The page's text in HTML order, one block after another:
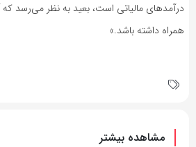
درآمدهای مالیاتی است، بعید به نظر می‌رسد که
همراه داشته باشد.»
مشاهده بیشتر